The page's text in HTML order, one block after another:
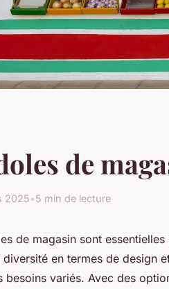
de
2025•5 min de lecture
de magasin sont
diversité en termes de design
besoins variés. Avec des